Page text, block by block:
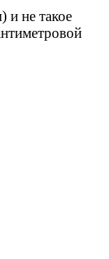
и не такое